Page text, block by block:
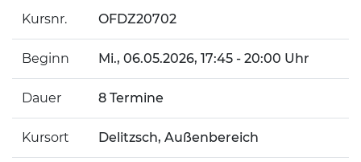
Kursnr. OFDZ20702
Beginn Mi., 06.05.2026, 17:45 - 20:00 Uhr
Dauer 8 Termine
Kursort Delitzsch, Außenbereich